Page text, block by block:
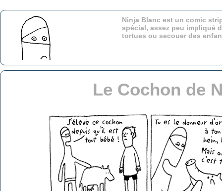
Ninja Blanc est un comic
spécial, assez peu impliqué
tortues ou secouer des
Le Cochon de